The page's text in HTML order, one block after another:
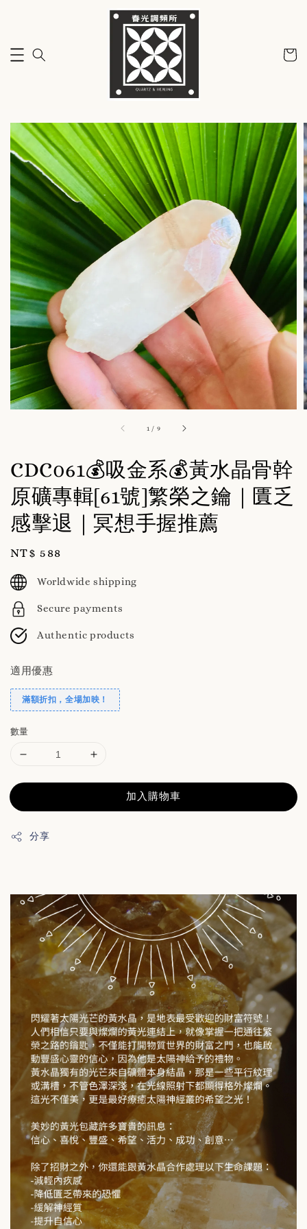
1 / 9
CDC061💰吸金系💰黃水晶骨幹
原礦專輯[61號]繁榮之鑰｜匱乏
感擊退｜冥想手握推薦
Regular
price
NT$ 588
Worldwide shipping
Secure payments
Authentic products
適用優惠
滿額折扣，全場加映！
數量
加入購物車
分享